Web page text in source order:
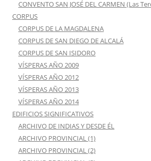
CONVENTO SAN JOSÉ DEL CARMEN (Las
CORPUS
CORPUS DE LA MAGDALENA
CORPUS DE SAN DIEGO DE ALCALÁ
CORPUS DE SAN ISIDORO
VÍSPERAS AÑO 2009
VÍSPERAS AÑO 2012
VÍSPERAS AÑO 2013
VÍSPERAS AÑO 2014
EDIFICIOS SIGNIFICATIVOS
ARCHIVO DE INDIAS Y DESDE ÉL
ARCHIVO PROVINCIAL (1)
ARCHIVO PROVINCIAL (2)